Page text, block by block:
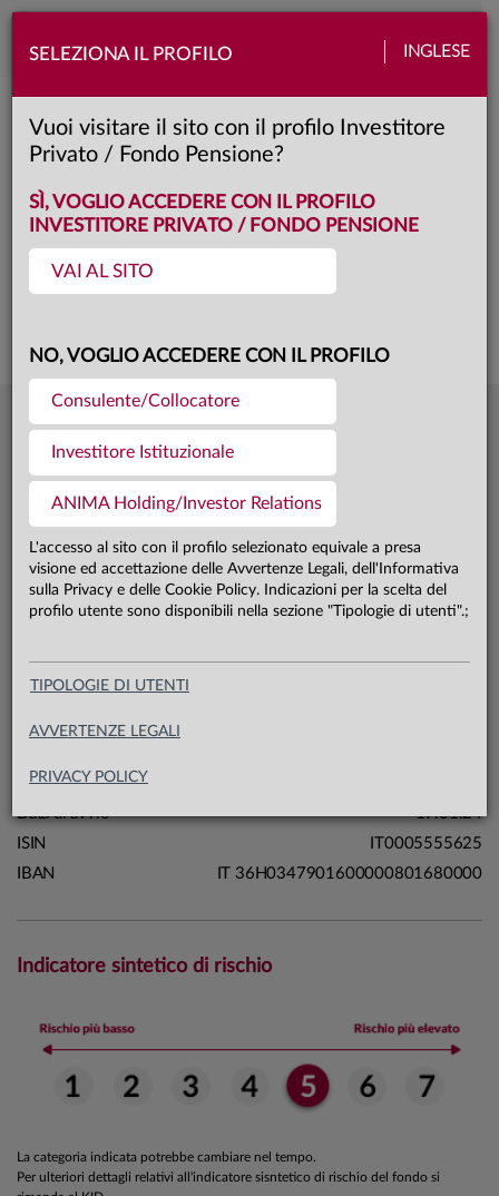
SELEZIONA IL PROFILO INGLESE
Vuoi visitare il sito con il profilo Investitore
Privato / Fondo Pensione?
SÌ, VOGLIO ACCEDERE CON IL PROFILO
INVESTITORE PRIVATO / FONDO PENSIONE
VAI AL SITO
NO, VOGLIO ACCEDERE CON IL PROFILO
Consulente/Collocatore
Investitore Istituzionale
ANIMA Holding/Investor Relations
L'accesso al sito con il profilo selezionato equivale a presa
visione ed accettazione delle Avvertenze Legali, dell'Informativa
sulla Privacy e delle Cookie Policy. Indicazioni per la scelta del
profilo utente sono disponibili nella sezione "Tipologie di utenti".;
TIPOLOGIE DI UTENTI
AVVERTENZE LEGALI
PRIVACY POLICY
Toggle
Anima PicPac America 2029
Classe: unica
Questa è una comunicazione di marketing. Si prega di consultare il prospetto e
Ultima quota
31.07.26
Patrimonio fondo 31.07.26
Patrimonio classe unica 31.07.26
Carta di identità
Linea
Soluzioni
Sistema
Macrocategoria
Domicilio
Data di avvio
19.01.24
ISIN
IT0005555625
IBAN
IT 36H0347901600000801680000
Indicatore sintetico di rischio
La categoria indicata potrebbe cambiare nel tempo.
Per ulteriori dettagli relativi all'indicatore sisntetico di rischio del fondo si